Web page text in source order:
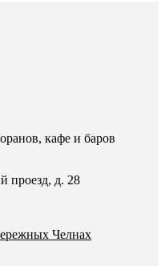
кафе и баров
проезд, д. 28
Челнах